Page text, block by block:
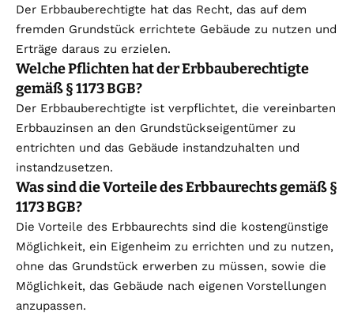
Der Erbbauberechtigte hat das Recht, das auf dem
fremden Grundstück errichtete Gebäude zu nutzen und
Erträge daraus zu erzielen.
Welche Pflichten hat der Erbbauberechtigte
gemäß § 1173 BGB?
Der Erbbauberechtigte ist verpflichtet, die vereinbarten
Erbbauzinsen an den Grundstückseigentümer zu
entrichten und das Gebäude instandzuhalten und
instandzusetzen.
Was sind die Vorteile des Erbbaurechts gemäß §
1173 BGB?
Die Vorteile des Erbbaurechts sind die kostengünstige
Möglichkeit, ein Eigenheim zu errichten und zu nutzen,
ohne das Grundstück erwerben zu müssen, sowie die
Möglichkeit, das Gebäude nach eigenen Vorstellungen
anzupassen.